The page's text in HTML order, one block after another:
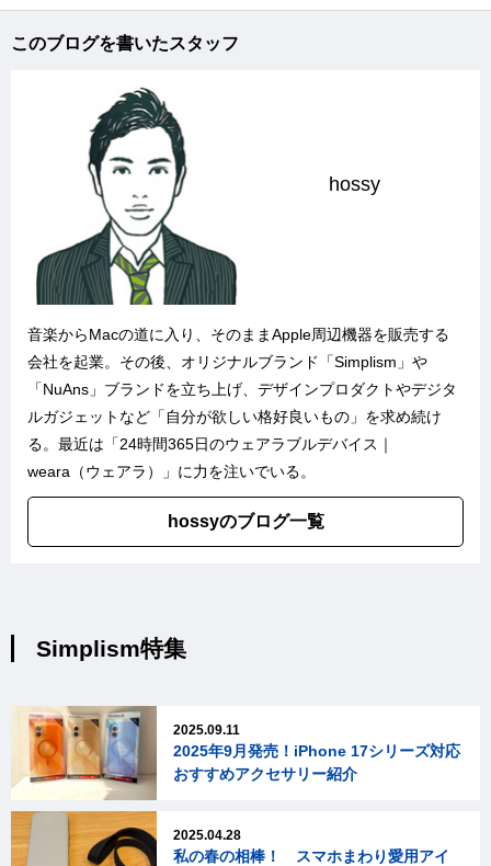
このブログを書いたスタッフ
hossy
音楽からMacの道に入り、そのままApple周辺機器を販売する
会社を起業。その後、オリジナルブランド「Simplism 」や
「NuAns 」ブランドを立ち上げ、デザインプロダクトやデジタ
ルガジェットなど「自分が欲しい格好良いもの」を求め続け
る。最近は「24時間365日のウェアラブルデバイス｜
weara（ウェアラ）
」に力を注いでいる。
hossyのブログ一覧
Simplism特集
2025.09.11
2025年9月発売！iPhone 17シリーズ対応
おすすめアクセサリー紹介
2025.04.28
私の春の相棒！ スマホまわり愛用アイ